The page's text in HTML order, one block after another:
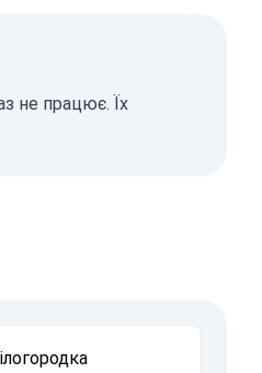
не працює. Їх